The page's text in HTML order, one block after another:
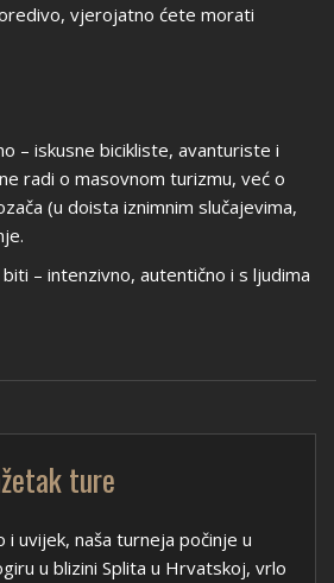
vjerojatno ćete morati
– iskusne bicikliste, avanturiste i
radi o masovnom turizmu, već o
(u doista iznimnim slučajevima,
– intenzivno, autentično i s ljudima
ture
i uvijek, naša turneja počinje u
u blizini Splita u Hrvatskoj, vrlo